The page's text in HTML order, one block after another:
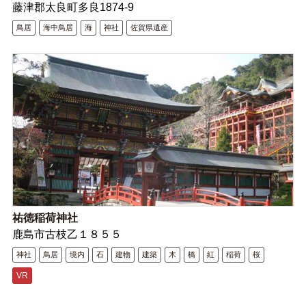
藤津郡太良町多良1874-9
鳥居 海中鳥居 海 神社 佐賀県遺産
祐徳稲荷神社
鹿島市古枝乙１８５５
神社 鳥居 境内 石 建物 建築 木 橋 紅 稲荷 桜
VR